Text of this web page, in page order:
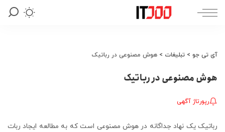
آی تی جو > تبلیغات > هوش مصنوعی در رباتیک
هوش مصنوعی در رباتیک
رپورتاژ آگهی
رباتیک یک نهاد جداگانه در هوش مصنوعی است که به مطالعه ایجاد ربات